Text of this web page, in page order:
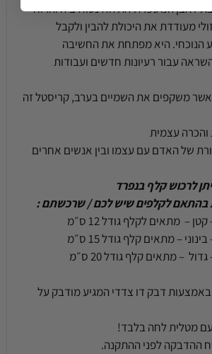
לאבן המשפרת את האינטואיציה והרוח
מעודדת את היכולת להבין ולקבל
הנוכחי. היא מפתחת את החשיבה
עבור רעיונות חדשים ועבודות
אשר משקפים את השמיים בערב, קריסטל זה
והכרה עצמית
של האדם עם עצמו ובין אנשים אחרים
לרכוש קלף בנפרד
בהתאם לקלפים שיש לכם / שרכשתם :
באמצעות דבק דו צדדי המגיע מודבק על
עם מטלית לחה בלבד!
ההדבקה לפני ההתקנה.